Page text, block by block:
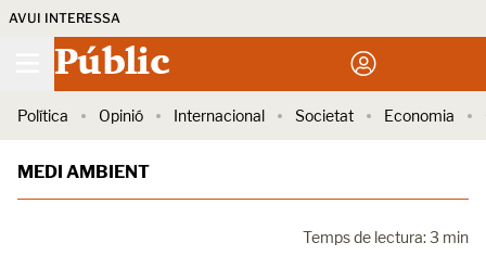
AVUI INTERESSA
Públic
Política Opinió Internacional Societat Economia
MEDI AMBIENT
Temps de lectura: 3 min